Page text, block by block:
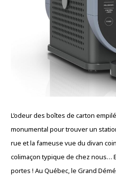
L’odeur des boîtes de carton
monumental pour trouver un
rue et la fameuse vue du divan
colimaçon typique de chez nous…
portes ! Au Québec, le Grand